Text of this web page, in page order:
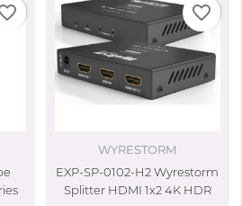
WYRESTORM
EXP-SP-0102-H2 Wyrestorm
Splitter HDMI 1x2 4K HDR
favorite_border